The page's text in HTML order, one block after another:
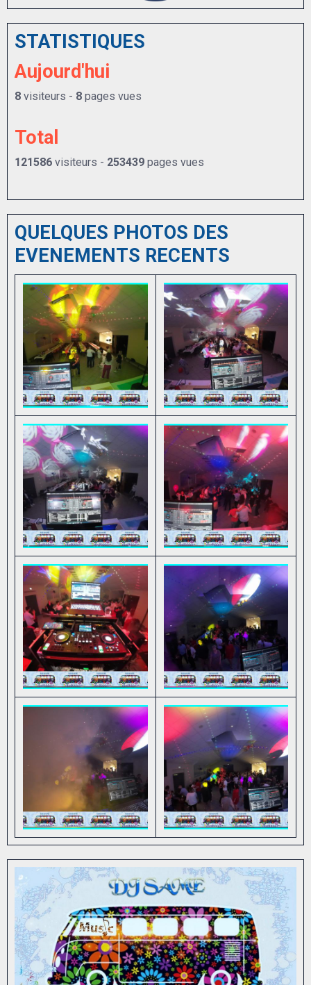
STATISTIQUES
Aujourd'hui
8 visiteurs - 8 pages vues
Total
121586 visiteurs - 253439 pages vues
QUELQUES PHOTOS DES
EVENEMENTS RECENTS